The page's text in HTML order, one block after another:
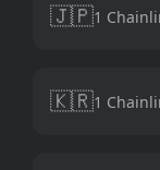
🇯🇵1
🇰🇷1